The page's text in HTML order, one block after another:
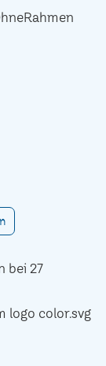
bei 27